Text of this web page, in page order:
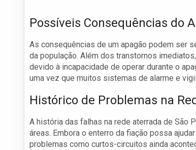
Possíveis Consequências do
As consequências de um apagão podem ser
da população. Além dos transtornos
devido à incapacidade de operar durante o
uma vez que muitos sistemas de alarme e
Histórico de Problemas na
A história das falhas na rede aterrada de São
áreas. Embora o enterro da fiação possa
problemas como curtos-circuitos ainda